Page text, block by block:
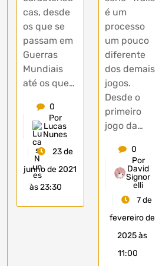
cas, desde
os que se
passam em
Guerras
Mundiais
até os que…
0
Por
Lucas
Nunes
23 de
junho de 2021
às 23:30
é um
processo
um pouco
diferente
dos demais
jogos.
Desde o
primeiro
jogo da…
0
Por
David
Signor
elli
7 de
fevereiro de
2025 às
11:00